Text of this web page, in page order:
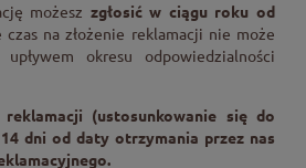
możesz zgłosić w ciągu roku od
czas na złożenie reklamacji nie może
okresu odpowiedzialności
(ustosunkowanie się do
dni od daty otrzymania przez nas